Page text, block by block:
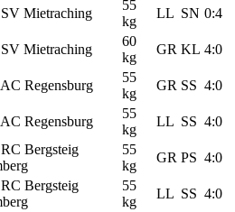
Mietraching
55
kg
LL SN 0:4
Mietraching
60
kg
GR KL 4:0
Regensburg
55
kg
GR SS 4:0
Regensburg
55
kg
LL SS 4:0
Bergsteig
55
kg
GR PS 4:0
Bergsteig
55
kg
LL SS 4:0